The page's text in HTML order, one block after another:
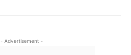
- Advertisement -